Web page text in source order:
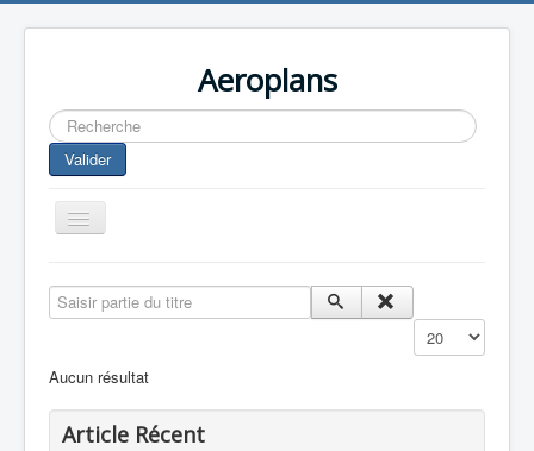
Aeroplans
Rechercher
Valider
Toggle
Navigation
Aviation Commerciale
Europespace
Saisir partie du titre
Affichage #
Aucun résultat
Article Récent